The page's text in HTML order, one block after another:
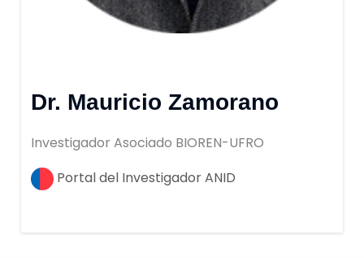
Dr. Mauricio Zamorano
Investigador Asociado BIOREN-UFRO
Portal del Investigador ANID